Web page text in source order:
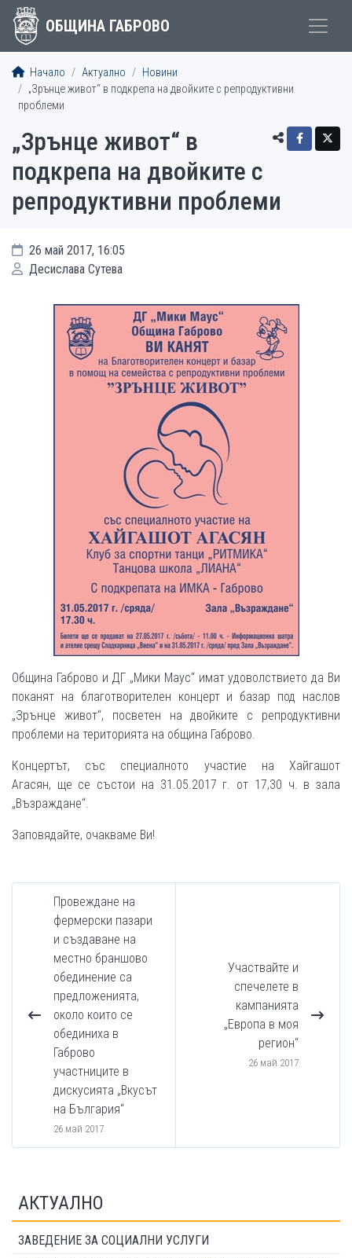
ОБЩИНА ГАБРОВО
Начало Актуално
Новини
„Зрънце живот“ в подкрепа на двойките с репродуктивни
проблеми
„Зрънце живот“ в
подкрепа на двойките с
репродуктивни проблеми
26 май 2017, 16:05
Десислава Сутева
Община Габрово и ДГ „Мики Маус“ имат удоволствието да Ви
поканят на благотворителен концерт и базар под наслов
„Зрънце живот“, посветен на двойките с репродуктивни
проблеми на територията на община Габрово.
Концертът, със специалното участие на Хайгашот
Агасян, ще се състои на 31.05.2017 г. от 17,30 ч. в зала
„Възраждане“.
Заповядайте, очакваме Ви!
Провеждане на
фермерски пазари
и създаване на
местно браншово
обединение са
предложенията,
около които се
обединиха в
Габрово
участниците в
дискусията „Вкусът
на България“
26 май 2017
Участвайте и
спечелете в
кампанията
„Европа в моя
регион“
26 май 2017
АКТУАЛНО
ЗАВЕДЕНИЕ ЗА СОЦИАЛНИ УСЛУГИ